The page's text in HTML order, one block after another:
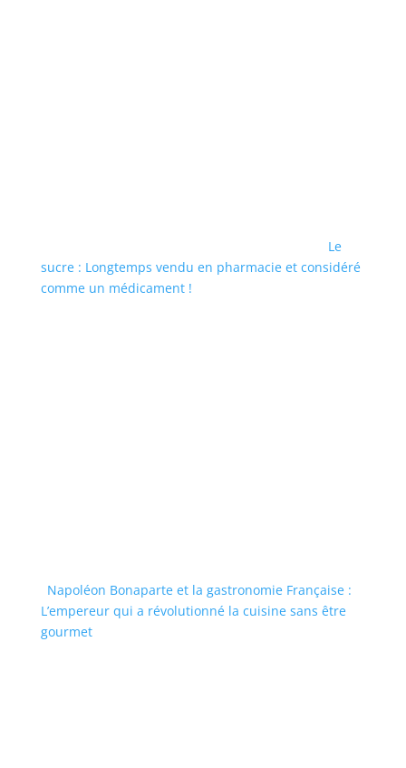
Le
sucre : Longtemps vendu en pharmacie et considéré
comme un médicament !
Napoléon Bonaparte et la gastronomie Française :
L’empereur qui a révolutionné la cuisine sans être
gourmet